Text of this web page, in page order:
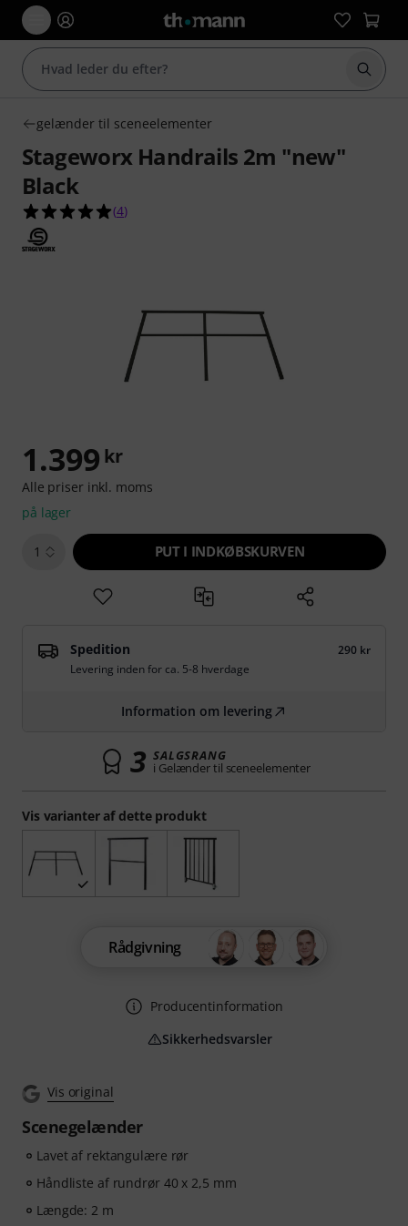
Start
gelænder til sceneelementer
Stageworx Handrails 2m "new"
Black
5.0 ud af 5 stjerner fra 4 kundebedømmelser
(4)
Vis original
Scenegelænder
Lavet af rektangulære rør
Håndliste af rundrør 40 x 2,5 mm
Længde: 2 m
Vis varianter af dette produkt
1.399 kr
Alle priser inkl. moms
på lager
1 PUT I INDKØBSKURVEN
Spedition
290 kr
Levering inden for ca. 5-8 hverdage
Information om levering
3 SALGSRANG
i Gelænder til sceneelementer
Rådgivning
Producentinformation
Sikkerhedsvarsler